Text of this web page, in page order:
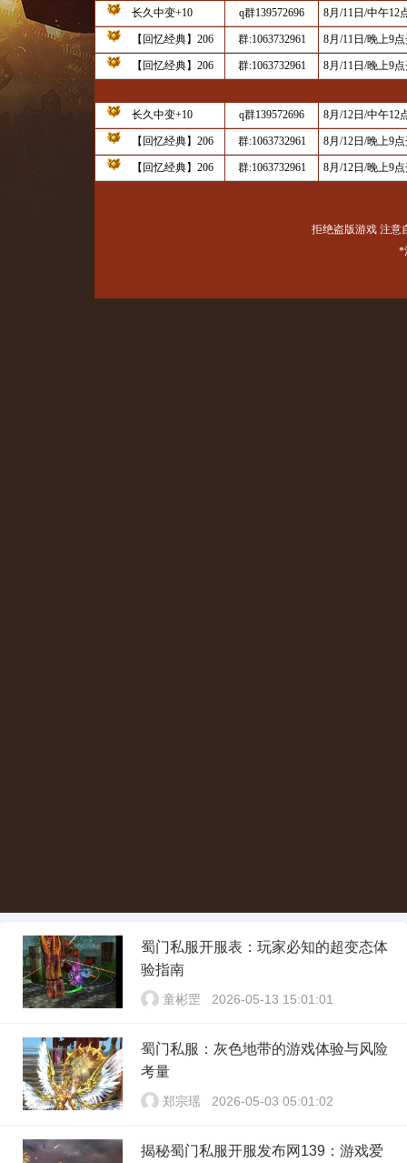
蜀门私服开服表：玩家必知的超变态体
验指南
童彬罡 2026-05-13 15:01:01
蜀门私服：灰色地带的游戏体验与风险
考量
郑宗瑶 2026-05-03 05:01:02
揭秘蜀门私服开服发布网139：游戏爱